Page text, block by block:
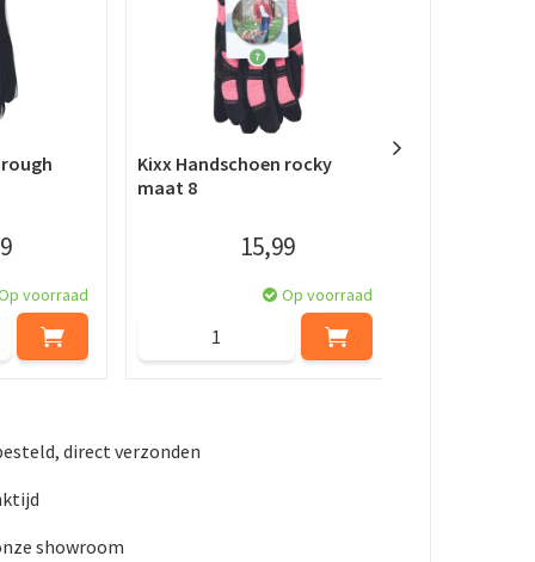
voorraad
Kixx Handschoen rocky
maat 8
15,99
Op voorraad
direct verzonden
showroom